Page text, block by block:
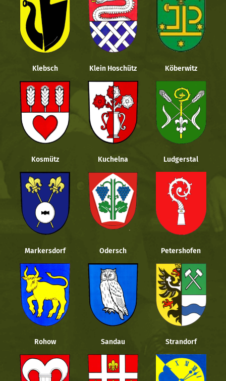
Klebsch Klein Hoschütz Köberwitz
Kosmütz Kuchelna Ludgerstal
Markersdorf Odersch Petershofen
Rohow Sandau Strandorf